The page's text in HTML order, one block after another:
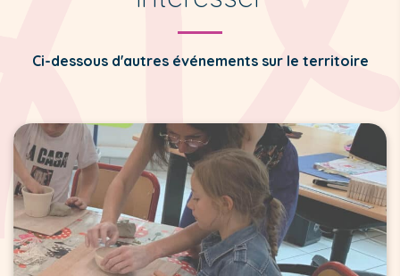
Ci-dessous d'autres événements sur le territoire